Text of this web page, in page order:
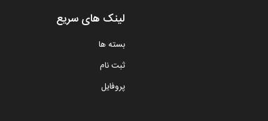
پروفایل
تمامی حقوق مادی و معنوی این سایت متعلق بهین معدن ایرانیان